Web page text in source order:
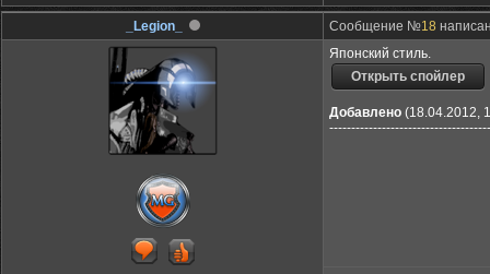
_Legion_ Сообщение №18
Японский стиль.
Добавлено (18.04.2012,